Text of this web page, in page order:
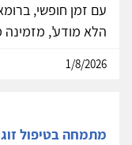
עם זמן חופשי,
הלא מודע',
1/8/2026
מתמחה בטיפול